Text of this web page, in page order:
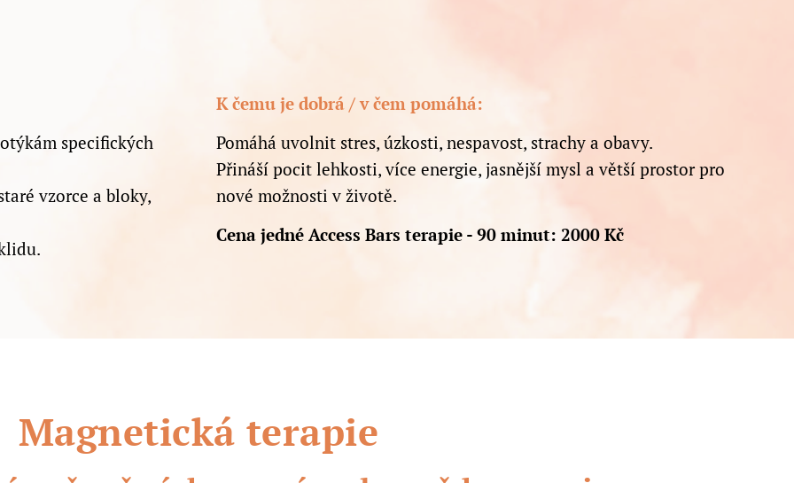
specifických
vzorce a bloky,
K čemu je dobrá / v čem pomáhá:
Pomáhá uvolnit stres, úzkosti, nespavost, strachy a obavy.
Přináší pocit lehkosti, více energie, jasnější mysl a větší prostor pro
nové možnosti v životě.
Cena jedné Access Bars terapie - 90 minut: 2000 Kč
Magnetická terapie